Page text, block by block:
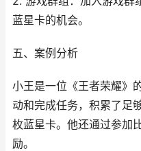
蓝星卡的机会。
五、案例分析
小王是一位《王者荣耀》
动和完成任务，积累了足
枚蓝星卡。他还通过参加
励。